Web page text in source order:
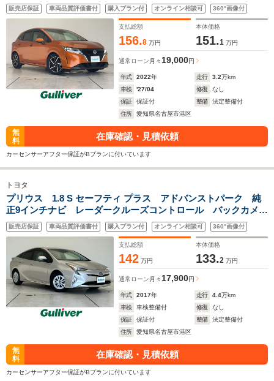
ワイヤレス充電機 ブラインドスポットモニター オートライ
ト 前後コーナーセンー ETC2.0 四眼LEDライト
販売店保証 車両品質評価書付 購入プラン付 オンライン相談可 360°画像付
支払総額
156.8 万円
本体価格
151.1 万円
通常ローン 月々 19,000円
年式 2022年 走行 3.2万km
車検
'27/04 修復
なし
保証
保証付 整備
法定整備付
住所
愛知県名古屋市港区
無
料
在庫確認・見積依頼
カーセンサーアフター保証がBプランに付いています
トヨタ
プリウス 1.8 S セーフティ プラス アドバンストパーク 純
正9インチナビ レーダークルーズコントロール バックカメ
ラ HUD コーナーセンサー ETC2.0 LEDヘッドライト レ
ーンキープ オートハイビーム 衝突軽減 フルセグ
販売店保証 車両品質評価書付 購入プラン付 オンライン相談可 360°画像付
支払総額
142 万円
本体価格
133.2 万円
通常ローン 月々 17,900円
年式 2017年 走行 4.4万km
車検
車検整備付 修復
なし
保証
保証付 整備
法定整備付
住所
愛知県名古屋市港区
無
料
在庫確認・見積依頼
カーセンサーアフター保証がBプランに付いています